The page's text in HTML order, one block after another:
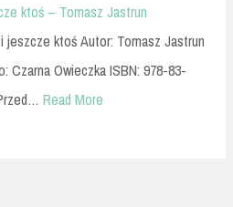
ktoś – Tomasz Jastrun
jeszcze ktoś Autor: Tomasz Jastrun
Czarna Owieczka ISBN: 978-83-
Read More